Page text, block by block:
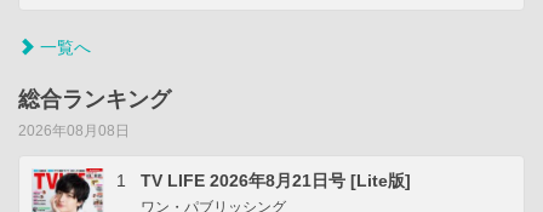
一覧へ
総合ランキング
2026年08月08日
1 TV LIFE 2026年8月21日号 [Lite版]
ワン・パブリッシング